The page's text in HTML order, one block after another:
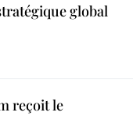
global
reçoit le